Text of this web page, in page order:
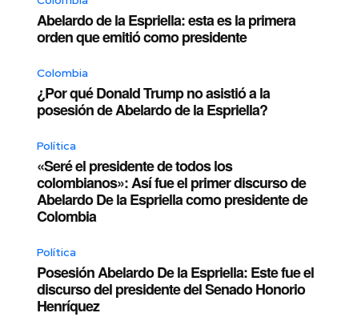
Abelardo de la Espriella: esta es la primera
orden que emitió como presidente
Colombia
¿Por qué Donald Trump no asistió a la
posesión de Abelardo de la Espriella?
Política
«Seré el presidente de todos los
colombianos»: Así fue el primer discurso de
Abelardo De la Espriella como presidente de
Colombia
Política
Posesión Abelardo De la Espriella: Este fue el
discurso del presidente del Senado Honorio
Henríquez